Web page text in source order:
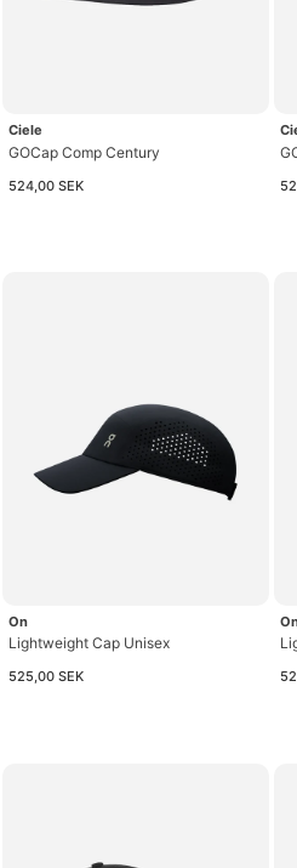
Ciele
GOCap Comp Century
524,00 SEK
On
Lightweight Cap Unisex
525,00 SEK